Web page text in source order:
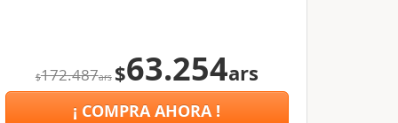
$172.487ars $63.254ars
¡ COMPRA AHORA !